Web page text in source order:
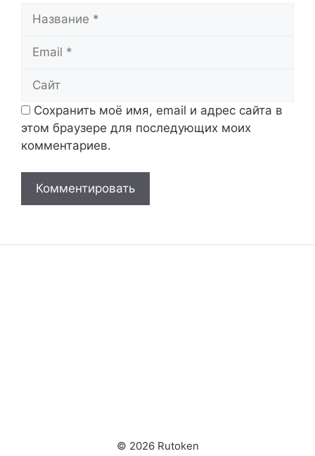
Сохранить моё имя, email и адрес сайта в
этом браузере для последующих моих
комментариев.
© 2026 Rutoken